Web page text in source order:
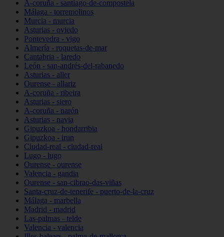
A-coruña - santiago-de-compostela
Málaga - torremolinos
Murcia - murcia
Asturias - oviedo
Pontevedra - vigo
Almería - roquetas-de-mar
Cantabria - laredo
León - san-andrés-del-rabanedo
Asturias - aller
Ourense - allariz
A-coruña - ribeira
Asturias - siero
A-coruña - narón
Asturias - navia
Gipuzkoa - hondarribia
Gipuzkoa - irun
Ciudad-real - ciudad-real
Lugo - lugo
Ourense - ourense
Valencia - gandia
Ourense - san-cibrao-das-viñas
Santa-cruz-de-tenerife - puerto-de-la-cruz
Málaga - marbella
Madrid - madrid
Las-palmas - telde
Valencia - valencia